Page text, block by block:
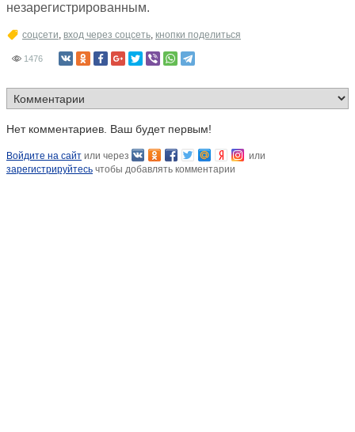
незарегистрированным.
соцсети, вход через соцсеть, кнопки поделиться
1476
Нет комментариев. Ваш будет первым!
Войдите на сайт или через
или
зарегистрируйтесь чтобы добавлять комментарии